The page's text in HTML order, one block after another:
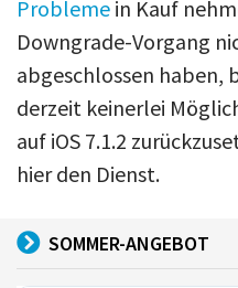
Probleme in Kauf
Downgrade-Vorgang
abgeschlossen haben,
derzeit keinerlei
auf iOS 7.1.2
hier den Dienst.
SOMMER-ANGEBOT